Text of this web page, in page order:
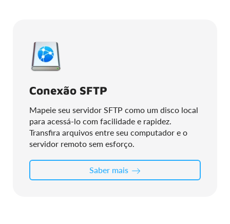
Conexão SFTP
Mapeie seu servidor SFTP como um disco local
para acessá-lo com facilidade e rapidez.
Transfira arquivos entre seu computador e o
servidor remoto sem esforço.
Saber mais